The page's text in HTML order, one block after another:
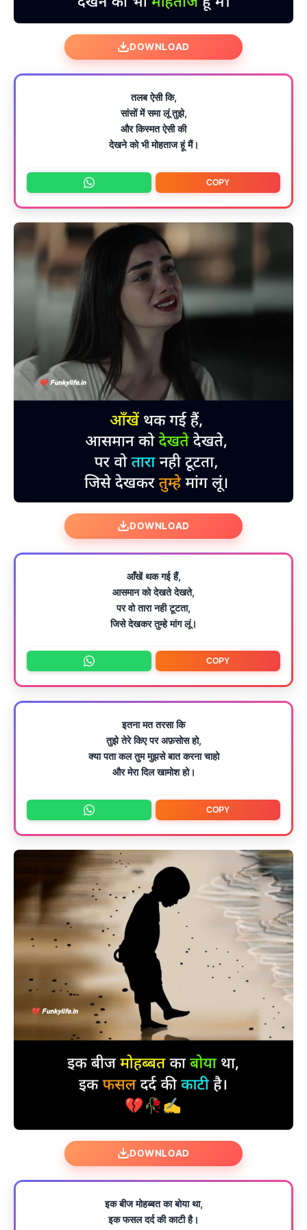
DOWNLOAD
तलब ऐसी कि,
सांसों में समा लूं तुझे,
और किस्मत ऐसी की
देखने को भी मोहताज हूं मैं।
COPY
DOWNLOAD
आँखें थक गई हैं,
आसमान को देखते देखते,
पर वो तारा नही टूटता,
जिसे देखकर तुम्हे मांग लूं।
COPY
इतना मत तरसा कि
तुझे तेरे किए पर अफ़सोस हो,
क्या पता कल तुम मुझसे बात करना चाहो
और मेरा दिल खामोश हो।
COPY
DOWNLOAD
इक बीज मोहब्बत का बोया था,
इक फसल दर्द की काटी है।